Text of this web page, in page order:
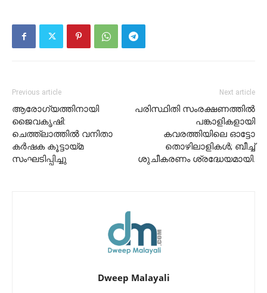
Previous article
ആരോഗ്യത്തിനായി
ജൈവകൃഷി:
ചെത്ത്ലാത്തിൽ വനിതാ
കർഷക കൂട്ടായ്മ
സംഘടിപ്പിച്ചു
Next article
പരിസ്ഥിതി സംരക്ഷണത്തിൽ
പങ്കാളികളായി
കവരത്തിയിലെ ഓട്ടോ
തൊഴിലാളികൾ; ബീച്ച്
ശുചീകരണം ശ്രദ്ധേയമായി.
Dweep Malayali